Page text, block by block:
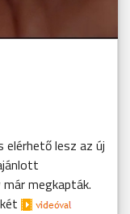
lesz az új
megkapták.